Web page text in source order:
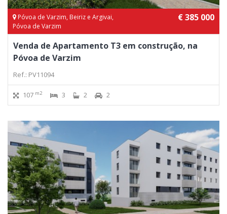
Póvoa de Varzim, Beiriz e Argivai,
Póvoa de Varzim
€ 385 000
Venda de Apartamento T3 em construção, na
Póvoa de Varzim
Ref.: PV11094
107 m2 3 2 2